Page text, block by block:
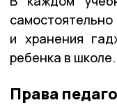
и хранения
ребенка в школе.
Права